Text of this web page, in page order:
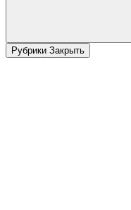
Рубрики Закрыть